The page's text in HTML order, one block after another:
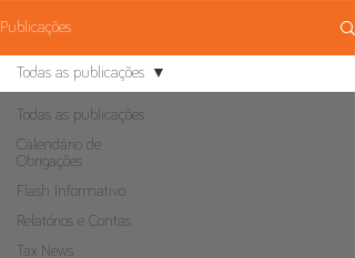
Publicações
Todas as publicações
Calendário de
Obrigações
Flash Informativo
Relatórios e Contas
Tax News
Todas as publicações